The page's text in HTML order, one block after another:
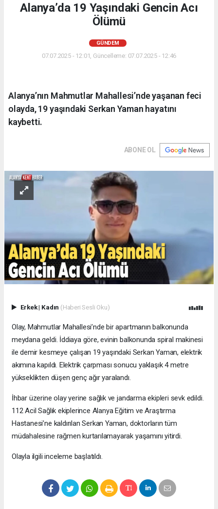
Alanya’da 19 Yaşındaki Gencin Acı
Ölümü
GÜNDEM
07.07.2025 - 12:01, Güncelleme: 07.07.2025 - 12:46
Alanya’nın Mahmutlar Mahallesi’nde yaşanan feci
olayda, 19 yaşındaki Serkan Yaman hayatını
kaybetti.
ABONE OL
Erkek| Kadın (Haberi Sesli Oku)
Olay, Mahmutlar Mahallesi’nde bir apartmanın balkonunda
meydana geldi. İddiaya göre, evinin balkonunda spiral makinesi
ile demir kesmeye çalışan 19 yaşındaki Serkan Yaman, elektrik
akımına kapıldı. Elektrik çarpması sonucu yaklaşık 4 metre
yükseklikten düşen genç ağır yaralandı.
İhbar üzerine olay yerine sağlık ve jandarma ekipleri sevk edildi.
112 Acil Sağlık ekiplerince Alanya Eğitim ve Araştırma
Hastanesi’ne kaldırılan Serkan Yaman, doktorların tüm
müdahalesine rağmen kurtarılamayarak yaşamını yitirdi.
Olayla ilgili inceleme başlatıldı.